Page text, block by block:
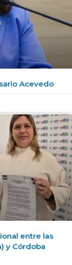
Acevedo
entre las
y Córdoba